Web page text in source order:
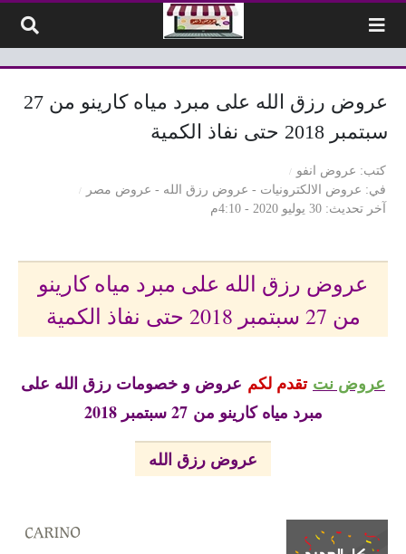
عروض رزق الله على مبرد مياه كارينو من 27
سبتمبر 2018 حتى نفاذ الكمية
كتب
عروض انفو
في
عروض الالكترونيات - عروض رزق الله - عروض مصر
آخر تحديث 30 يوليو 2020 - 4:10م
عروض رزق الله على مبرد مياه كارينو
من 27 سبتمبر 2018 حتى نفاذ الكمية
عروض نت تقدم لكم عروض و خصومات رزق الله على
مبرد مياه كارينو من 27 سبتمبر 2018
عروض رزق الله